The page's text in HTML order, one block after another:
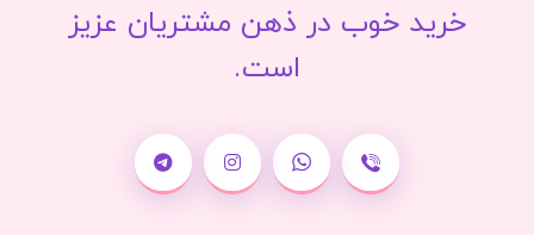
خرید خوب در ذهن مشتریان عزیز
است.